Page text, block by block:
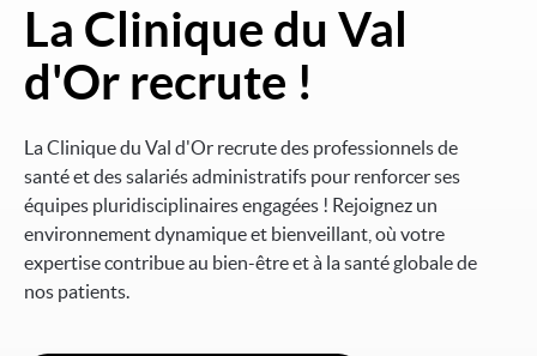
Image
La Clinique du Val
d'Or recrute !
La Clinique du Val d'Or recrute des professionnels de
santé et des salariés administratifs pour renforcer ses
équipes pluridisciplinaires engagées ! Rejoignez un
environnement dynamique et bienveillant, où votre
expertise contribue au bien-être et à la santé globale de
nos patients.